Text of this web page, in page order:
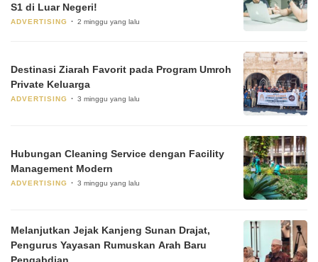
S1 di Luar Negeri!
ADVERTISING 2 minggu yang lalu
Destinasi Ziarah Favorit pada Program Umroh
Private Keluarga
ADVERTISING 3 minggu yang lalu
Hubungan Cleaning Service dengan Facility
Management Modern
ADVERTISING 3 minggu yang lalu
Melanjutkan Jejak Kanjeng Sunan Drajat,
Pengurus Yayasan Rumuskan Arah Baru